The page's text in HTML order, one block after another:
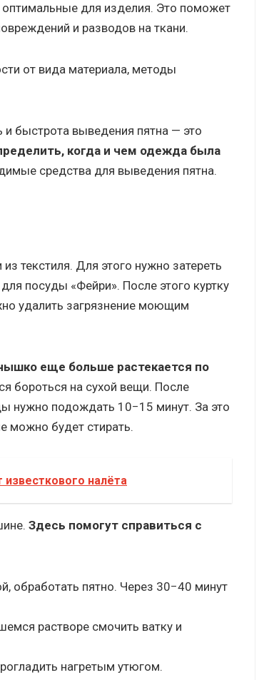
оптимальные для изделия. Это поможет
и разводов на ткани.
от вида материала, методы
и быстрота выведения пятна — это
когда и чем одежда была
средства для выведения пятна.
текстиля. Для этого нужно затереть
посуды «Фейри». После этого куртку
удалить загрязнение моющим
еще больше растекается по
бороться на сухой вещи. После
нужно подождать 10−15 минут. За это
можно будет стирать.
налёта
Здесь помогут справиться с
обработать пятно. Через 30−40 минут
растворе смочить ватку и
нагретым утюгом.